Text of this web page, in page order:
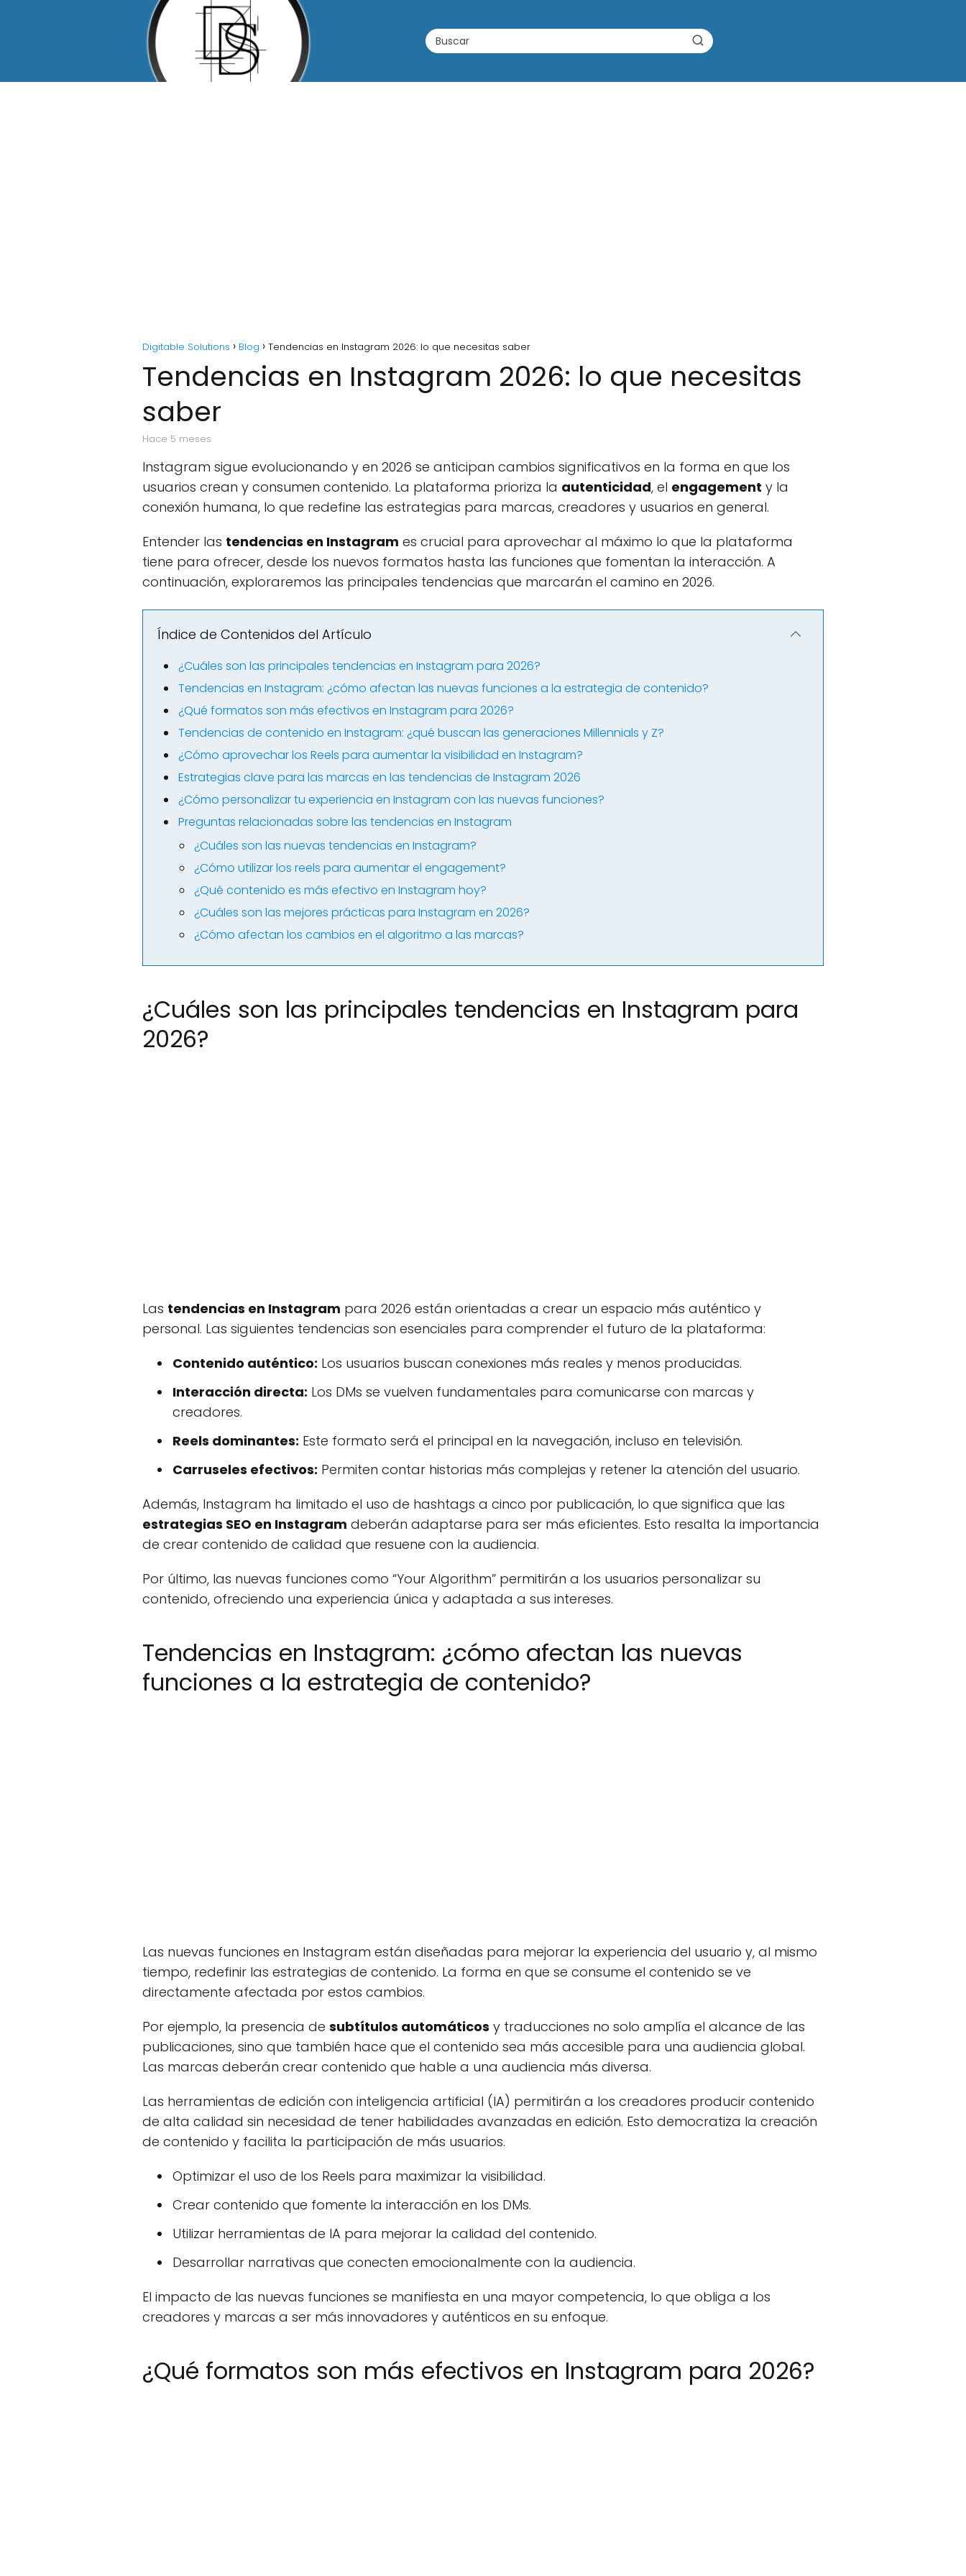
Digitable Solutions Blog Tendencias en Instagram 2026: lo que necesitas saber
Tendencias en Instagram 2026: lo que necesitas
saber
hace 5 meses
Instagram sigue evolucionando y en 2026 se anticipan cambios significativos en la forma en que los
usuarios crean y consumen contenido. La plataforma prioriza la autenticidad, el engagement y la
conexión humana, lo que redefine las estrategias para marcas, creadores y usuarios en general.
Entender las tendencias en Instagram es crucial para aprovechar al máximo lo que la plataforma
tiene para ofrecer, desde los nuevos formatos hasta las funciones que fomentan la interacción. A
continuación, exploraremos las principales tendencias que marcarán el camino en 2026.
Índice de Contenidos del Artículo
¿Cuáles son las principales tendencias en Instagram para 2026?
Tendencias en Instagram: ¿cómo afectan las nuevas funciones a la estrategia de contenido?
¿Qué formatos son más efectivos en Instagram para 2026?
Tendencias de contenido en Instagram: ¿qué buscan las generaciones Millennials y Z?
¿Cómo aprovechar los Reels para aumentar la visibilidad en Instagram?
Estrategias clave para las marcas en las tendencias de Instagram 2026
¿Cómo personalizar tu experiencia en Instagram con las nuevas funciones?
Preguntas relacionadas sobre las tendencias en Instagram
¿Cuáles son las nuevas tendencias en Instagram?
¿Cómo utilizar los reels para aumentar el engagement?
¿Qué contenido es más efectivo en Instagram hoy?
¿Cuáles son las mejores prácticas para Instagram en 2026?
¿Cómo afectan los cambios en el algoritmo a las marcas?
¿Cuáles son las principales tendencias en Instagram para
2026?
Las tendencias en Instagram para 2026 están orientadas a crear un espacio más auténtico y
personal. Las siguientes tendencias son esenciales para comprender el futuro de la plataforma:
Contenido auténtico: Los usuarios buscan conexiones más reales y menos producidas.
Interacción directa: Los DMs se vuelven fundamentales para comunicarse con marcas y
creadores.
Reels dominantes: Este formato será el principal en la navegación, incluso en televisión.
Carruseles efectivos: Permiten contar historias más complejas y retener la atención del usuario.
Además, Instagram ha limitado el uso de hashtags a cinco por publicación, lo que significa que las
estrategias SEO en Instagram deberán adaptarse para ser más eficientes. Esto resalta la importancia
de crear contenido de calidad que resuene con la audiencia.
Por último, las nuevas funciones como “Your Algorithm” permitirán a los usuarios personalizar su
contenido, ofreciendo una experiencia única y adaptada a sus intereses.
Tendencias en Instagram: ¿cómo afectan las nuevas
funciones a la estrategia de contenido?
Las nuevas funciones en Instagram están diseñadas para mejorar la experiencia del usuario y, al mismo
tiempo, redefinir las estrategias de contenido. La forma en que se consume el contenido se ve
directamente afectada por estos cambios.
Por ejemplo, la presencia de subtítulos automáticos y traducciones no solo amplía el alcance de las
publicaciones, sino que también hace que el contenido sea más accesible para una audiencia global.
Las marcas deberán crear contenido que hable a una audiencia más diversa.
Las herramientas de edición con inteligencia artificial (IA) permitirán a los creadores producir contenido
de alta calidad sin necesidad de tener habilidades avanzadas en edición. Esto democratiza la creación
de contenido y facilita la participación de más usuarios.
Optimizar el uso de los Reels para maximizar la visibilidad.
Crear contenido que fomente la interacción en los DMs.
Utilizar herramientas de IA para mejorar la calidad del contenido.
Desarrollar narrativas que conecten emocionalmente con la audiencia.
El impacto de las nuevas funciones se manifiesta en una mayor competencia, lo que obliga a los
creadores y marcas a ser más innovadores y auténticos en su enfoque.
¿Qué formatos son más efectivos en Instagram para 2026?